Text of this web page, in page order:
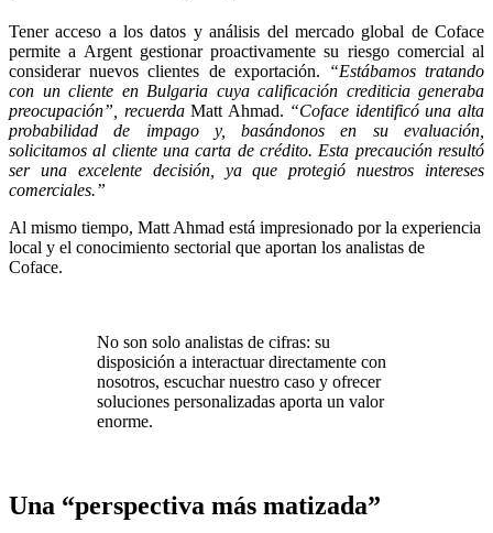
Tener acceso a los datos y análisis del mercado global de Coface
permite a Argent gestionar proactivamente su riesgo comercial al
considerar nuevos clientes de exportación.
“Estábamos tratando
con un cliente en Bulgaria cuya calificación crediticia generaba
preocupación”, recuerdaMatt Ahmad. “Coface identificó una alta
probabilidad de impago y, basándonos en su evaluación,
solicitamos al cliente una carta de crédito. Esta precaución resultó
ser una excelente decisión, ya que protegió nuestros intereses
comerciales.”
Al mismo tiempo, Matt Ahmad está impresionado por la experiencia
local y el conocimiento sectorial que aportan los analistas de
Coface.
No son solo analistas de cifras: su
disposición a interactuar directamente con
nosotros, escuchar nuestro caso y ofrecer
soluciones personalizadas aporta un valor
enorme.
Una “perspectiva más matizada”